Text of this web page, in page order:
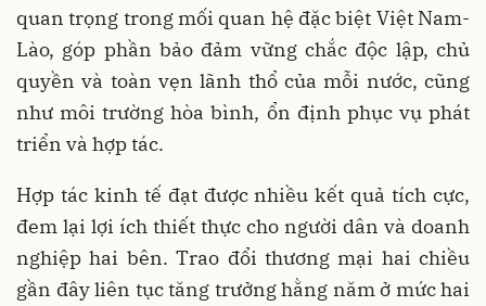
quan trọng trong mối quan hệ đặc biệt Việt Nam-
Lào, góp phần bảo đảm vững chắc độc lập, chủ
quyền và toàn vẹn lãnh thổ của mỗi nước, cũng
như môi trường hòa bình, ổn định phục vụ phát
triển và hợp tác.
Hợp tác kinh tế đạt được nhiều kết quả tích cực,
đem lại lợi ích thiết thực cho người dân và doanh
nghiệp hai bên. Trao đổi thương mại hai chiều
gần đây liên tục tăng trưởng hằng năm ở mức hai